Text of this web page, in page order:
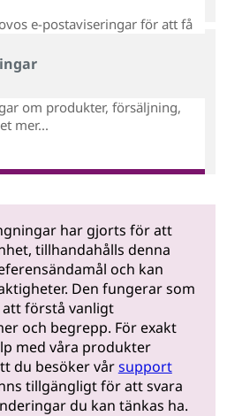
e-postaviseringar för att få
om produkter, försäljning,
mer...
har gjorts för att
tillhandahålls denna
och kan
Den fungerar som
förstå vanligt
och begrepp. För exakt
med våra produkter
du besöker vårsupport
tillgängligt för att svara
du kan tänkas ha.